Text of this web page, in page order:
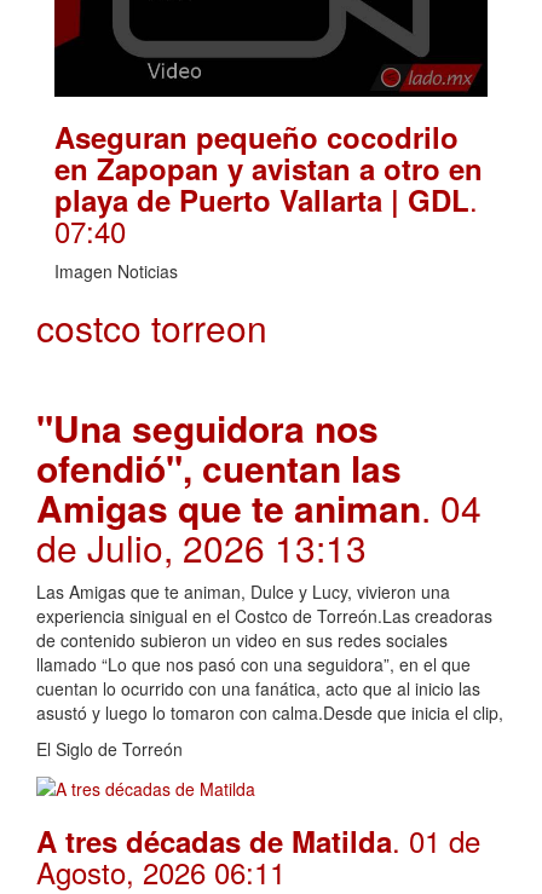
Aseguran pequeño cocodrilo
en Zapopan y avistan a otro en
playa de Puerto Vallarta | GDL.
07:40
Imagen Noticias
costco torreon
"Una seguidora nos
ofendió", cuentan las
Amigas que te animan. 04
de Julio, 2026 13:13
Las Amigas que te animan, Dulce y Lucy, vivieron una
experiencia sinigual en el Costco de Torreón.Las creadoras
de contenido subieron un video en sus redes sociales
llamado “Lo que nos pasó con una seguidora”, en el que
cuentan lo ocurrido con una fanática, acto que al inicio las
asustó y luego lo tomaron con calma.Desde que inicia el clip,
El Siglo de Torreón
A tres décadas de Matilda. 01 de
Agosto, 2026 06:11